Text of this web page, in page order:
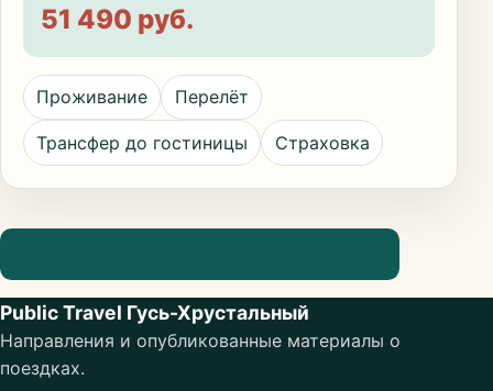
51 490 руб.
Проживание Перелёт
Трансфер до гостиницы Страховка
Public Travel Гусь-Хрустальный
Направления и опубликованные материалы о
поездках.